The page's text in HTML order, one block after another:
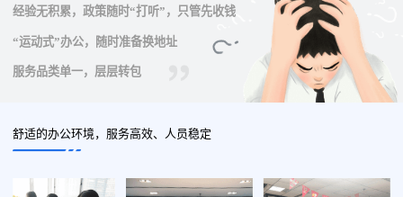
经验无积累，政策随时“打听”，只管先收钱
“运动式”办公，随时准备换地址
服务品类单一，层层转包
舒适的办公环境，服务高效、人员稳定